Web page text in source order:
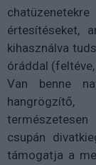
értesítéseket,
kihasználva
óráddal
Van benne
csupán
támogatja a